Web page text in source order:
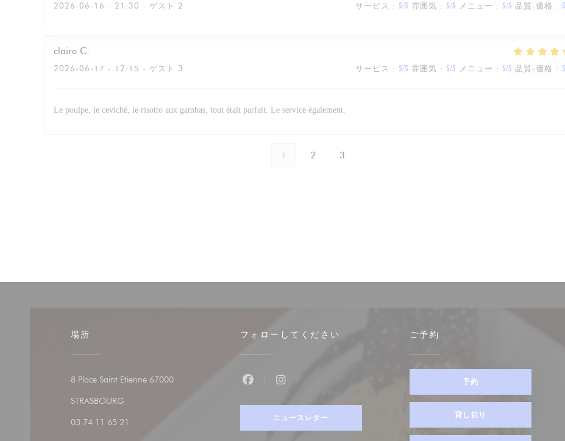
2026-06-16 - 21:30 - ゲスト 2 サービス : 5/5 雰囲気 : 5/5 メニュー : 5/5 品質-価格 : 5
claire C
2026-06-17 - 12:15 - ゲスト 3 サービス : 5/5 雰囲気 : 5/5 メニュー : 5/5 品質-価格 : 5
Le poulpe, le ceviché, le risotto aux gambas, tout était parfait. Le service également.
1 2 3
場所
8 Place Saint Etienne 67000
STRASBOURG((新しいウィンドウで開きます))
03 74 11 65 21
フォローしてください
Instagram ((新しいウィンドウで開きます))
ニュースレター
ご予約
予約
貸し切り